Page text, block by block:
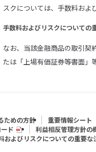
スクについては、手数料およ
手数料およびリスクについての
なお、当該金融商品の取引契
たは「上場有価証券等書面」
ための方針 重要情報シート
ド 利益相反管理方針の
およびリスクについての重要な